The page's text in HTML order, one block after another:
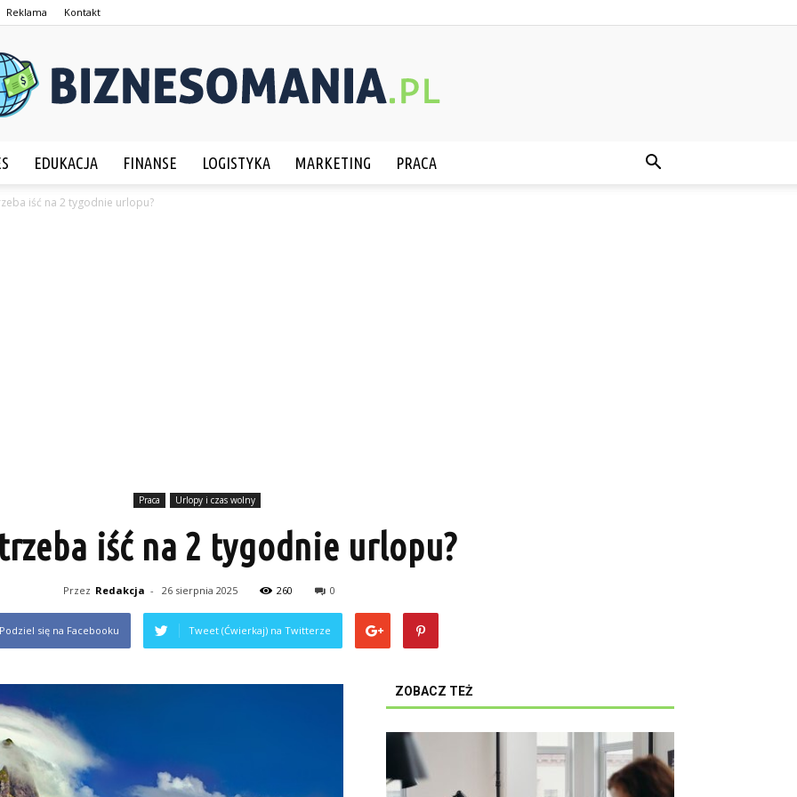
Reklama Kontakt
EDUKACJA FINANSE LOGISTYKA MARKETING PRACA
iść na 2 tygodnie urlopu?
Praca Urlopy i czas wolny
iść na 2 tygodnie urlopu?
Przez Redakcja - 26 sierpnia 2025 260 0
się na Facebooku Tweet (Ćwierkaj) na Twitterze
ZOBACZ TEŻ